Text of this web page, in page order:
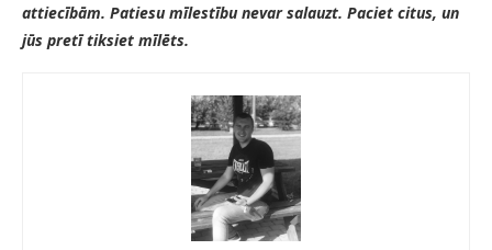
attiecībām. Patiesu mīlestību nevar salauzt. Paciet citus, un
jūs pretī tiksiet mīlēts.